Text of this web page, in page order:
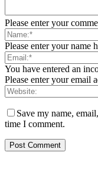
Please enter your
Please enter your name
You have entered an
Please enter your email
Save my name,
time I comment.